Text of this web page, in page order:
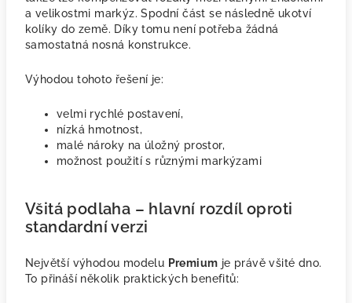
a velikostmi markýz. Spodní část se následně ukotví
kolíky do země. Díky tomu není potřeba žádná
samostatná nosná konstrukce.
Výhodou tohoto řešení je:
velmi rychlé postavení,
nízká hmotnost,
malé nároky na úložný prostor,
možnost použití s různými markýzami
Všitá podlaha – hlavní rozdíl oproti
standardní verzi
Největší výhodou modelu Premium je právě všité dno.
To přináší několik praktických benefitů: